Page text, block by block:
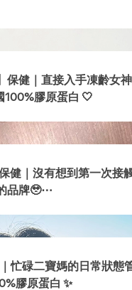
100%膠原蛋白 🤍
保健｜沒有想到第一次接
品牌🥹⋯
忙碌二寶媽的日常狀態
膠原蛋白 ✨